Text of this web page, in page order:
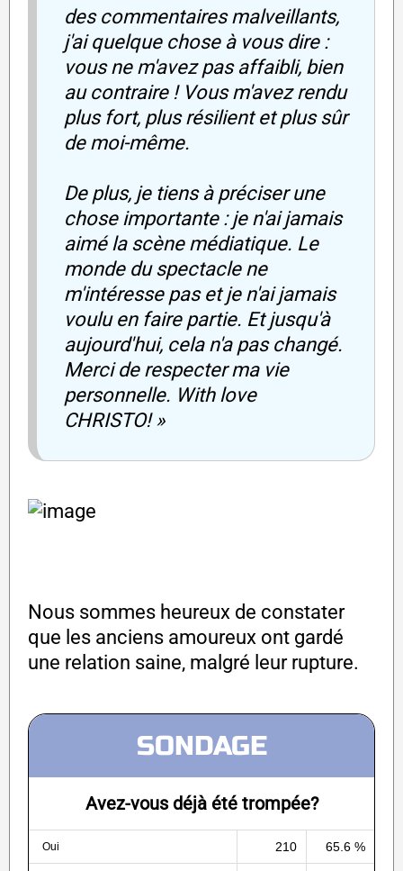
des commentaires malveillants,
j'ai quelque chose à vous dire :
vous ne m'avez pas affaibli, bien
au contraire ! Vous m'avez rendu
plus fort, plus résilient et plus sûr
de moi-même.
De plus, je tiens à préciser une
chose importante : je n'ai jamais
aimé la scène médiatique. Le
monde du spectacle ne
m'intéresse pas et je n'ai jamais
voulu en faire partie. Et jusqu'à
aujourd'hui, cela n'a pas changé.
Merci de respecter ma vie
personnelle. With love
CHRISTO! »
Nous sommes heureux de constater
que les anciens amoureux ont gardé
une relation saine, malgré leur rupture.
SONDAGE
Avez-vous déjà été trompée?
Oui 210 65.6 %